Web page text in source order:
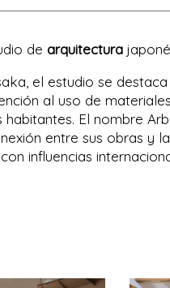
de arquitectura
el estudio se
al uso de
habitantes. El nombre
entre sus obras y
con influencias